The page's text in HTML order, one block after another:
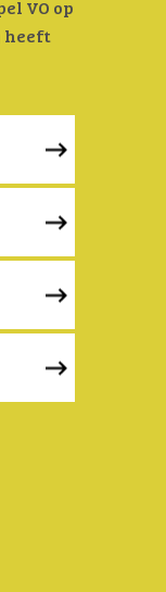
VO op
heeft